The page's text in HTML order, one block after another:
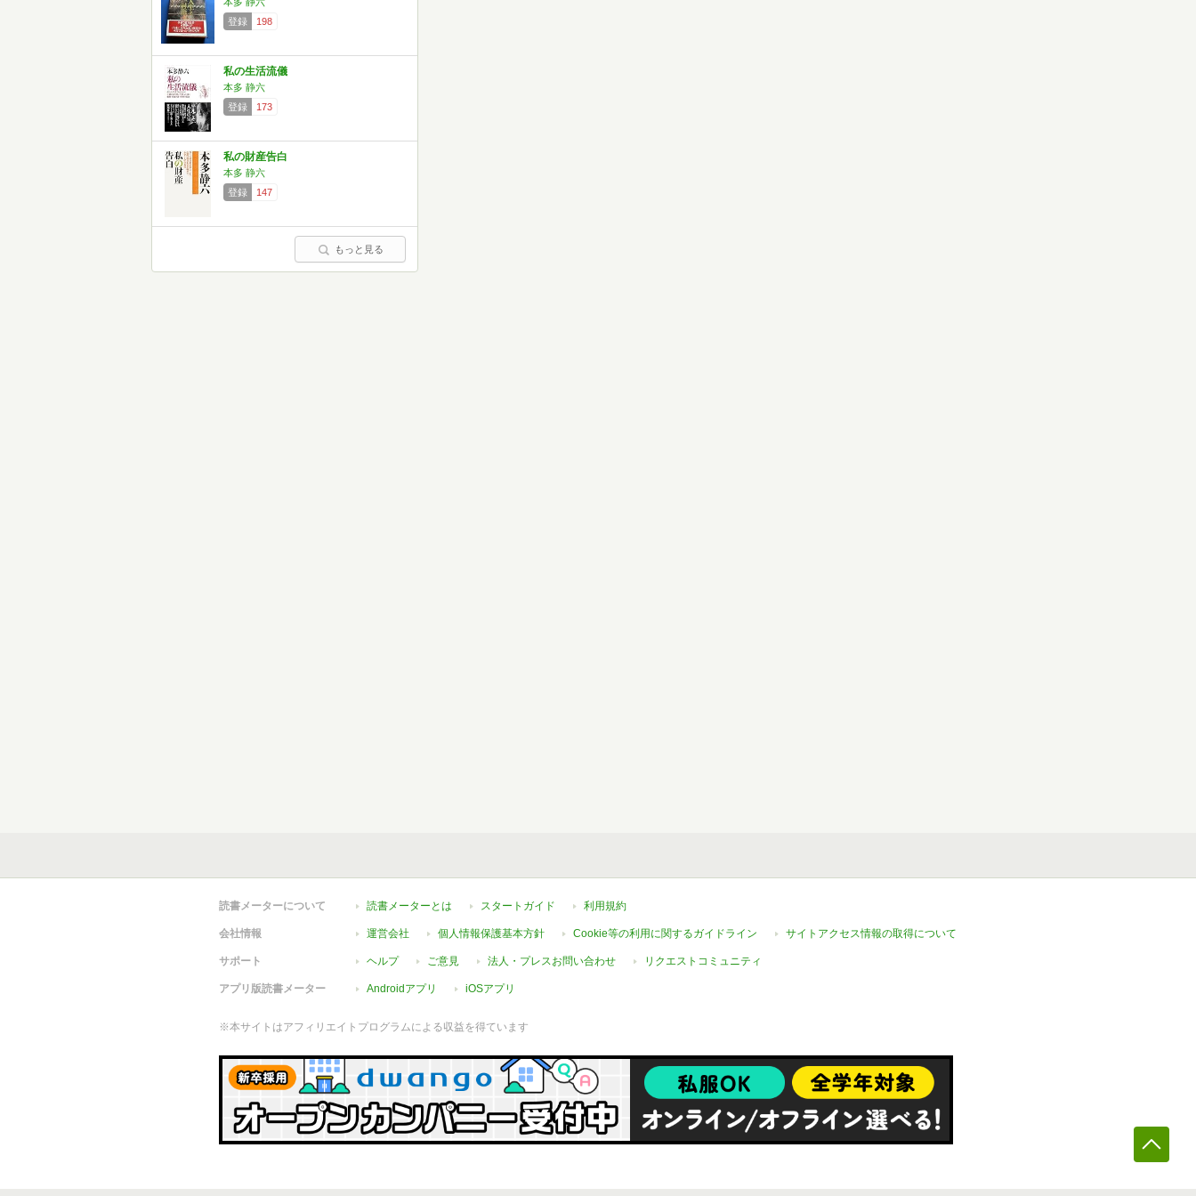
登録
198
私の生活流儀
本多 静六
登録
173
私の財産告白
本多 静六
登録
147
もっと見る
読書メーターについて 読書メーターとは スタートガイド 利用規約
会社情報 運営会社 個人情報保護基本方針 Cookie等の利用に関するガイドライン サイトアクセス情報の取得について
サポート ヘルプ ご意見 法人・プレスお問い合わせ リクエストコミュニティ
アプリ版読書メーター Androidアプリ iOSアプリ
※本サイトはアフィリエイトプログラムによる収益を得ています